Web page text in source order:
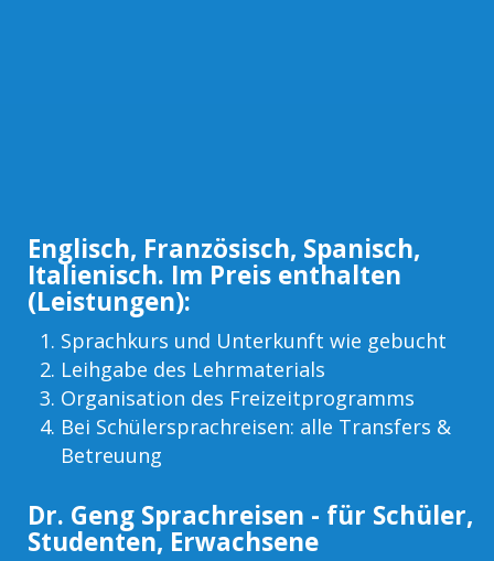
Englisch, Französisch, Spanisch,
Italienisch. Im Preis enthalten
(Leistungen):
Sprachkurs und Unterkunft wie gebucht
Leihgabe des Lehrmaterials
Organisation des Freizeitprogramms
Bei Schülersprachreisen: alle Transfers &
Betreuung
Dr. Geng Sprachreisen - für Schüler,
Studenten, Erwachsene